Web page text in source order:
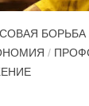
БОРЬБА
/